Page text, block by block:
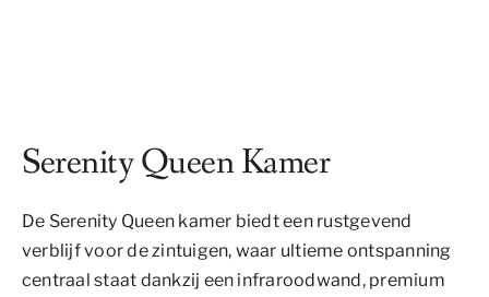
Serenity Queen Kamer
De Serenity Queen kamer biedt een rustgevend
verblijf voor de zintuigen, waar ultieme ontspanning
centraal staat dankzij een infraroodwand, premium